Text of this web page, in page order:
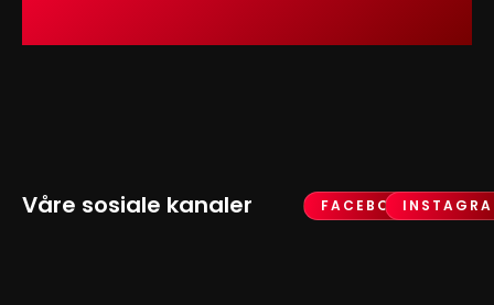
Våre sosiale kanaler FACEBOOK